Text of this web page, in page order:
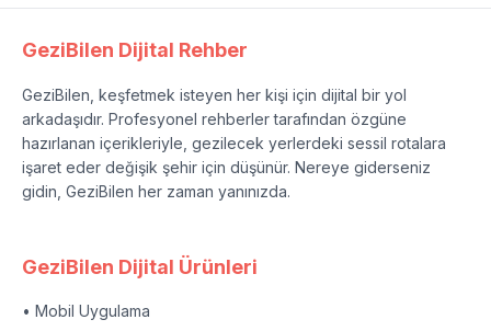
GeziBilen Dijital Rehber
GeziBilen, keşfetmek isteyen her kişi için dijital bir yol
arkadaşıdır. Profesyonel rehberler tarafından özgüne
hazırlanan içerikleriyle, gezilecek yerlerdeki sessil rotalara
işaret eder değişik şehir için düşünür. Nereye giderseniz
gidin, GeziBilen her zaman yanınızda.
GeziBilen Dijital Ürünleri
• Mobil Uygulama